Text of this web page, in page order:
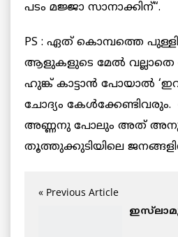
പടം മജ്ജാ സാനാക്കിന്“.
PS : ഏത് കൊമ്പത്തെ
ആളുകളുടെ മേൽ വല്ലാതെ
ഹുങ്ക് കാട്ടാന്‍ പോയാൽ
ചോദ്യം
അണ്ണനു പോലും അത്
തൂത്തുക്കുടിയിലെ
« Previous Article